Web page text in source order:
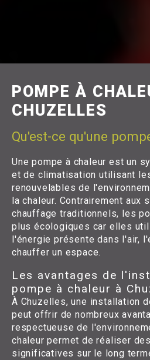
POMPE À
CHUZELLES
Qu'est-ce qu'une
Une pompe à chaleur est un
et de climatisation utilisant
renouvelables de
la chaleur. Contrairement aux
chauffage traditionnels, les
plus écologiques car elles
l'énergie présente dans l'air,
chauffer un espace.
Les avantages de
pompe à chaleur à
À Chuzelles, une installation
peut offrir de nombreux
respectueuse de
chaleur permet de réaliser
significatives sur le long